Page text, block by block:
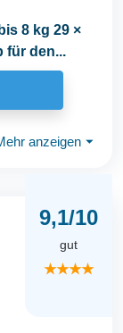
8 kg 29 ×
für den...
anzeigen ⏷
9,1/10
gut
★★★★